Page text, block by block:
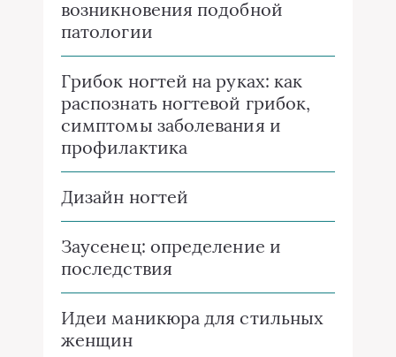
возникновения подобной
патологии
Грибок ногтей на руках: как
распознать ногтевой грибок,
симптомы заболевания и
профилактика
Дизайн ногтей
Заусенец: определение и
последствия
Идеи маникюра для стильных
женщин